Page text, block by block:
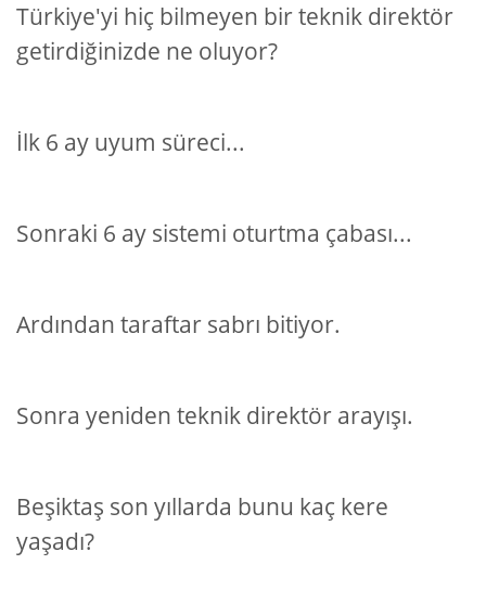
Türkiye'yi hiç bilmeyen bir teknik direktör
getirdiğinizde ne oluyor?
İlk 6 ay uyum süreci...
Sonraki 6 ay sistemi oturtma çabası...
Ardından taraftar sabrı bitiyor.
Sonra yeniden teknik direktör arayışı.
Beşiktaş son yıllarda bunu kaç kere
yaşadı?